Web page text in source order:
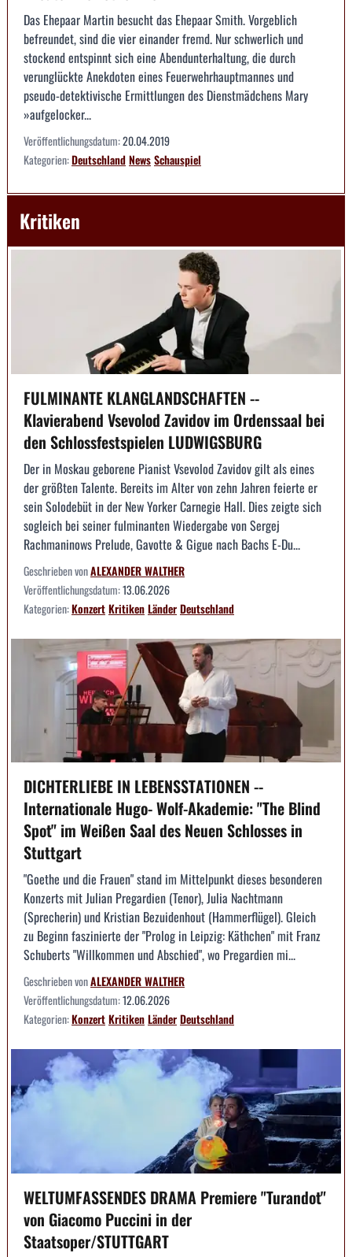
Das Ehepaar Martin besucht das Ehepaar Smith. Vorgeblich
befreundet, sind die vier einander fremd. Nur schwerlich und
stockend entspinnt sich eine Abendunterhaltung, die durch
verunglückte Anekdoten eines Feuerwehrhauptmannes und
pseudo-detektivische Ermittlungen des Dienstmädchens Mary
»aufgelocker...
Veröffentlichungsdatum:20.04.2019
Kategorien:DeutschlandNewsSchauspiel
Kritiken
FULMINANTE KLANGLANDSCHAFTEN --
Klavierabend Vsevolod Zavidov im Ordenssaal bei
den Schlossfestspielen LUDWIGSBURG
Der in Moskau geborene Pianist Vsevolod Zavidov gilt als eines
der größten Talente. Bereits im Alter von zehn Jahren feierte er
sein Solodebüt in der New Yorker Carnegie Hall. Dies zeigte sich
sogleich bei seiner fulminanten Wiedergabe von Sergej
Rachmaninows Prelude, Gavotte & Gigue nach Bachs E-Du...
Geschrieben vonALEXANDER WALTHER
Veröffentlichungsdatum:13.06.2026
Kategorien:KonzertKritikenLänderDeutschland
DICHTERLIEBE IN LEBENSSTATIONEN --
Internationale Hugo- Wolf-Akademie: "The Blind
Spot" im Weißen Saal des Neuen Schlosses in
Stuttgart
"Goethe und die Frauen" stand im Mittelpunkt dieses besonderen
Konzerts mit Julian Pregardien (Tenor), Julia Nachtmann
(Sprecherin) und Kristian Bezuidenhout (Hammerflügel). Gleich
zu Beginn faszinierte der "Prolog in Leipzig: Käthchen" mit Franz
Schuberts "Willkommen und Abschied", wo Pregardien mi...
Geschrieben vonALEXANDER WALTHER
Veröffentlichungsdatum:12.06.2026
Kategorien:KonzertKritikenLänderDeutschland
WELTUMFASSENDES DRAMA Premiere "Turandot"
von Giacomo Puccini in der
Staatsoper/STUTTGART